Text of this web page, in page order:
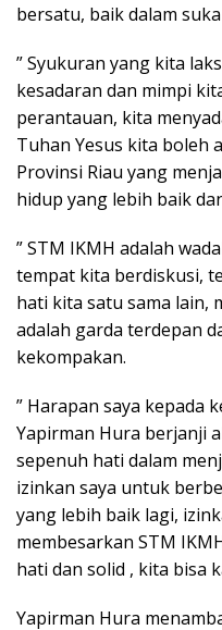
bersatu, baik dalam
” Syukuran yang kita
kesadaran dan mimpi
perantauan, kita
Tuhan Yesus kita boleh
Provinsi Riau yang
hidup yang lebih baik
” STM IKMH adalah
tempat kita berdiskusi,
hati kita satu sama lain,
adalah garda terdepan
kekompakan.
” Harapan saya kepada
Yapirman Hura berjanji
sepenuh hati dalam
izinkan saya untuk
yang lebih baik lagi,
membesarkan STM
hati dan solid , kita bisa
Yapirman Hura